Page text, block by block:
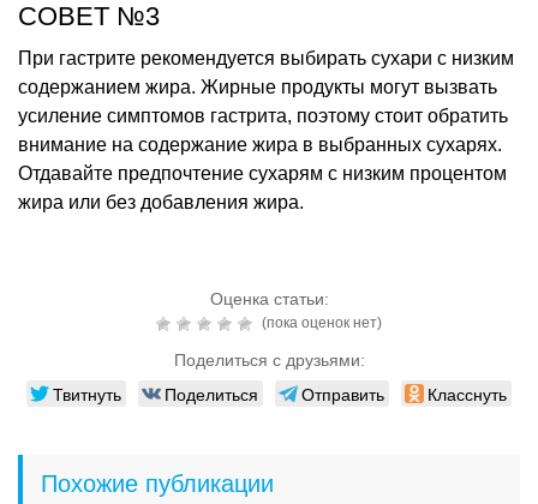
СОВЕТ №3
При гастрите рекомендуется выбирать сухари с низким
содержанием жира. Жирные продукты могут вызвать
усиление симптомов гастрита, поэтому стоит обратить
внимание на содержание жира в выбранных сухарях.
Отдавайте предпочтение сухарям с низким процентом
жира или без добавления жира.
Оценка статьи:
(пока оценок нет)
Поделиться с друзьями:
Твитнуть Поделиться Отправить Класснуть
Похожие публикации